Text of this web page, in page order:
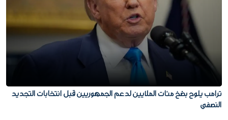
ترامب يلوح بضخ مئات الملايين لدعم الجمهوريين قبل انتخابات التجديد
النصفي